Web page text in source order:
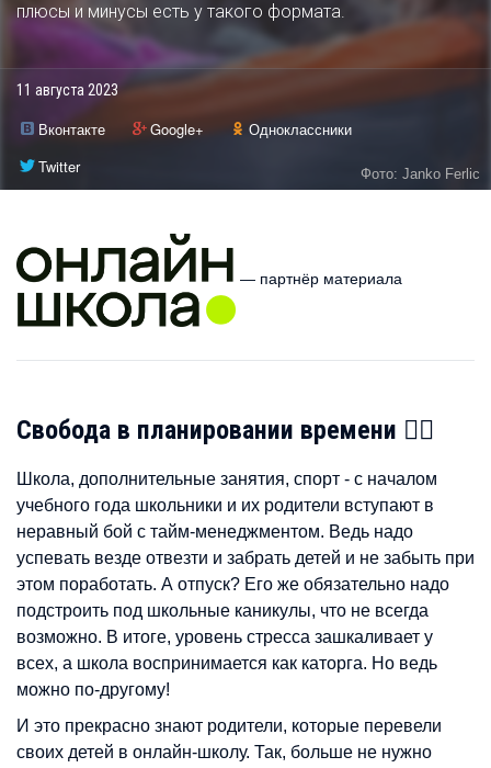
плюсы и минусы есть у такого формата.
11 августа 2023
Вконтакте Google+
Одноклассники
Twitter
Фото: Janko Ferlic
— партнёр материала
Свобода в планировании времени 🧙‍♂️
Школа, дополнительные занятия, спорт - с началом
учебного года школьники и их родители вступают в
неравный бой с тайм-менеджментом. Ведь надо
успевать везде отвезти и забрать детей и не забыть при
этом поработать. А отпуск? Его же обязательно надо
подстроить под школьные каникулы, что не всегда
возможно. В итоге, уровень стресса зашкаливает у
всех, а школа воспринимается как каторга. Но ведь
можно по-другому!
И это прекрасно знают родители, которые перевели
своих детей в онлайн-школу. Так, больше не нужно